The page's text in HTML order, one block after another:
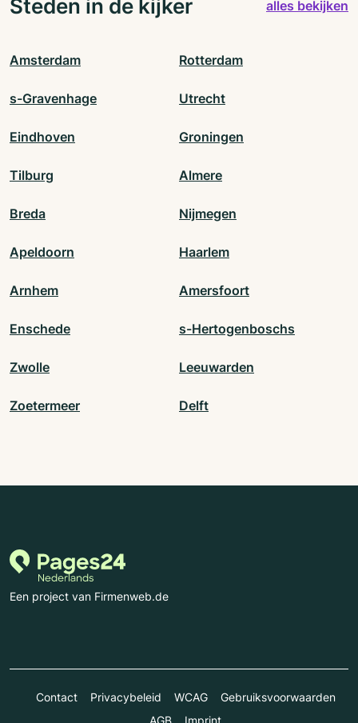
Steden in de kijker alles bekijken
Amsterdam Rotterdam
s-Gravenhage Utrecht
Eindhoven Groningen
Tilburg Almere
Breda Nijmegen
Apeldoorn Haarlem
Arnhem Amersfoort
Enschede s-Hertogenboschs
Zwolle Leeuwarden
Zoetermeer Delft
Een project van Firmenweb.de
Contact Privacybeleid WCAG
Gebruiksvoorwaarden
AGB
Imprint